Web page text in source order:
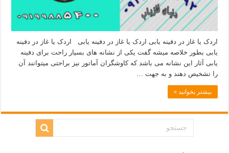
اردک یا غاز در دفینه یابی اردک یا غاز در دفینه یابی اردک یا غاز در دفینه
یابی بطور خلاصه میشه گفت یکی از نشانه های بسیار راحت برای دفینه
یابی آثار این نشانه می باشد که کاوشگران آماتور نیز براحتی میتوانند آن
را تشخیص دهند و به جهت …
بیشتر بخوانید »